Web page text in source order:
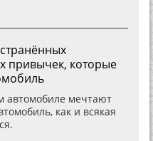
привычек, которые
автомобиле мечтают
как и всякая